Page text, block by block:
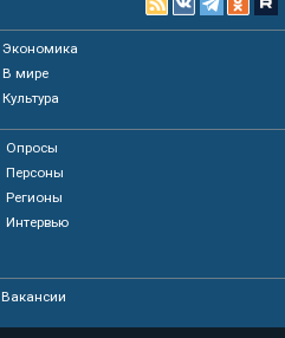
Экономика
В мире
Культура
Опросы
Персоны
Регионы
Интервью
Вакансии